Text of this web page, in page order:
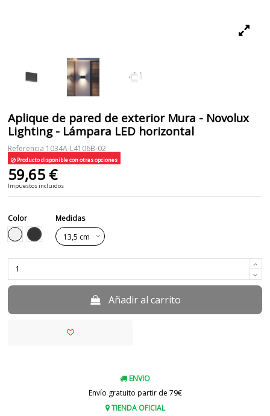
Aplique de pared de exterior Mura - Novolux
Lighting - Lámpara LED horizontal
Referencia 1034A-L4106B-02
Producto disponible con otras opciones
59,65 €
Impuestos incluidos
Color
Blanco Negro
Medidas
Añadir al carrito
ENVIO
Envío gratuito partir de 79€
TIENDA OFICIAL